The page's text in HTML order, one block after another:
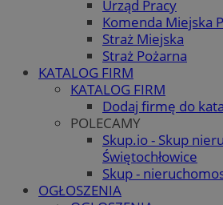
Urząd Pracy
Komenda Miejska
Straż Miejska
Straż Pożarna
KATALOG FIRM
KATALOG FIRM
Dodaj firmę do
POLECAMY
Skup.io - Skup
Świętochłowice
Skup -
OGŁOSZENIA